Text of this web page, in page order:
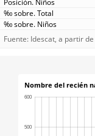
Fuente: Idescat, a partir